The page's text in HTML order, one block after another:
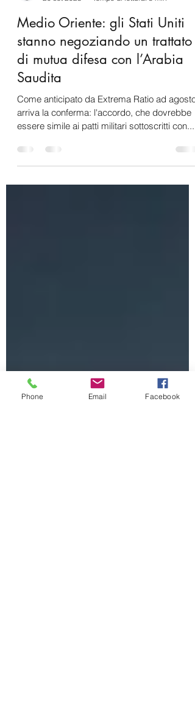
Gabriele Iuvinale
20 set 2023
Medio Oriente: gli Stati Uniti
stanno negoziando un trattato
di mutua difesa con l’Arabia
Saudita
arriva la conferma: l'accordo, che dovrebbe
Phone Email Facebook